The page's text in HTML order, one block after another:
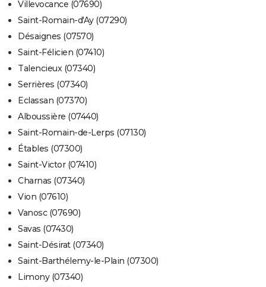
Villevocance (07690)
Saint-Romain-d'Ay (07290)
Désaignes (07570)
Saint-Félicien (07410)
Talencieux (07340)
Serrières (07340)
Eclassan (07370)
Alboussière (07440)
Saint-Romain-de-Lerps (07130)
Étables (07300)
Saint-Victor (07410)
Charnas (07340)
Vion (07610)
Vanosc (07690)
Savas (07430)
Saint-Désirat (07340)
Saint-Barthélemy-le-Plain (07300)
Limony (07340)